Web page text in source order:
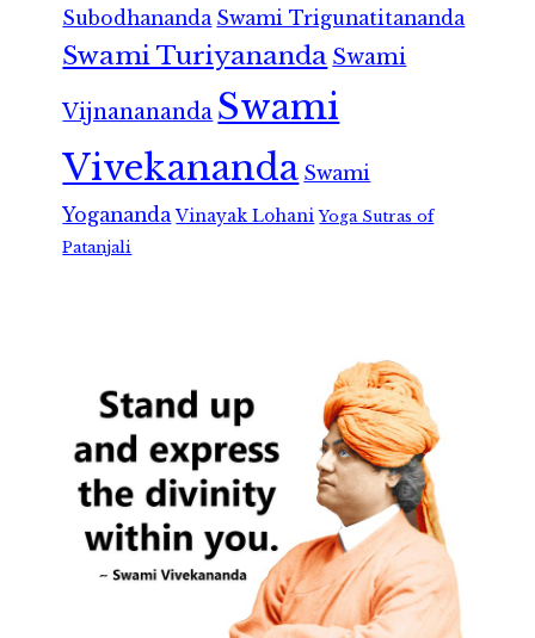
Subodhananda Swami Trigunatitananda
Swami Turiyananda Swami
Vijnanananda Swami
Vivekananda Swami
Yogananda Vinayak Lohani Yoga Sutras of
Patanjali